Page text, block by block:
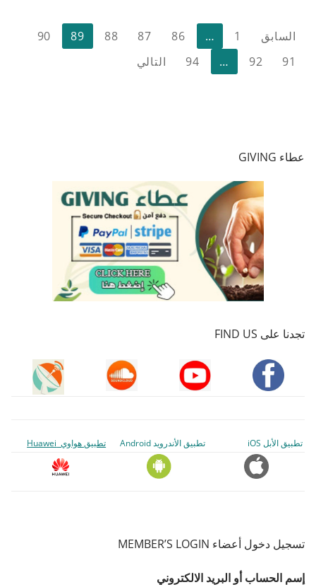
تعدد
صفحات
السابق 1
…
86
87
88
89
90
91
92
…
94 التالي
عطاء GIVING
تجدنا على FIND US
تطبيق الأبل iOS تطبيق الأندرويد Android تطبيق هواوي Huawei
تسجيل دخول أعضاء MEMBER’S LOGIN
إسم الحساب أو البريد الالكتروني